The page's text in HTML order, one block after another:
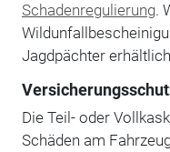
Schadenregulierung.
Jagdpächter
Die Teil- oder
Schäden am